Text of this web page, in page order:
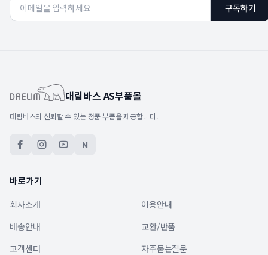
구독하기
대림바스 AS부품몰
대림바스의 신뢰할 수 있는 정품 부품을 제공합니다.
N
바로가기
회사소개
이용안내
배송안내
교환/반품
고객센터
자주묻는질문